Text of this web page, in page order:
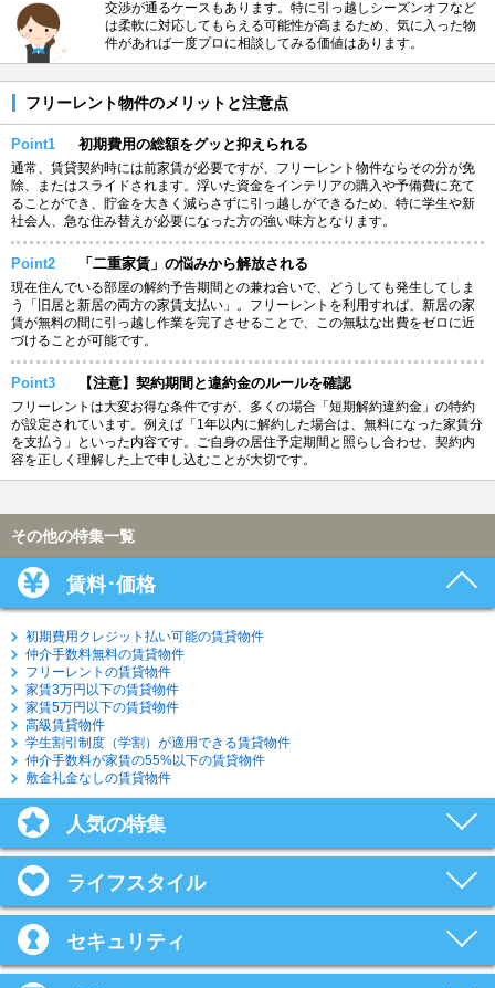
交渉が通るケースもあります。特に引っ越しシーズンオフなど
は柔軟に対応してもらえる可能性が高まるため、気に入った物
件があれば一度プロに相談してみる価値はあります。
フリーレント物件のメリットと注意点
Point1 初期費用の総額をグッと抑えられる
通常、賃貸契約時には前家賃が必要ですが、フリーレント物件ならその分が免
除、またはスライドされます。浮いた資金をインテリアの購入や予備費に充て
ることができ、貯金を大きく減らさずに引っ越しができるため、特に学生や新
社会人、急な住み替えが必要になった方の強い味方となります。
Point2 「二重家賃」の悩みから解放される
現在住んでいる部屋の解約予告期間との兼ね合いで、どうしても発生してしま
う「旧居と新居の両方の家賃支払い」。フリーレントを利用すれば、新居の家
賃が無料の間に引っ越し作業を完了させることで、この無駄な出費をゼロに近
づけることが可能です。
Point3 【注意】契約期間と違約金のルールを確認
フリーレントは大変お得な条件ですが、多くの場合「短期解約違約金」の特約
が設定されています。例えば「1年以内に解約した場合は、無料になった家賃分
を支払う」といった内容です。ご自身の居住予定期間と照らし合わせ、契約内
容を正しく理解した上で申し込むことが大切です。
その他の特集一覧
賃料･価格
初期費用クレジット払い可能の賃貸物件
仲介手数料無料の賃貸物件
フリーレントの賃貸物件
家賃3万円以下の賃貸物件
家賃5万円以下の賃貸物件
高級賃貸物件
学生割引制度（学割）が適用できる賃貸物件
仲介手数料が家賃の55%以下の賃貸物件
敷金礼金なしの賃貸物件
人気の特集
ライフスタイル
セキュリティ